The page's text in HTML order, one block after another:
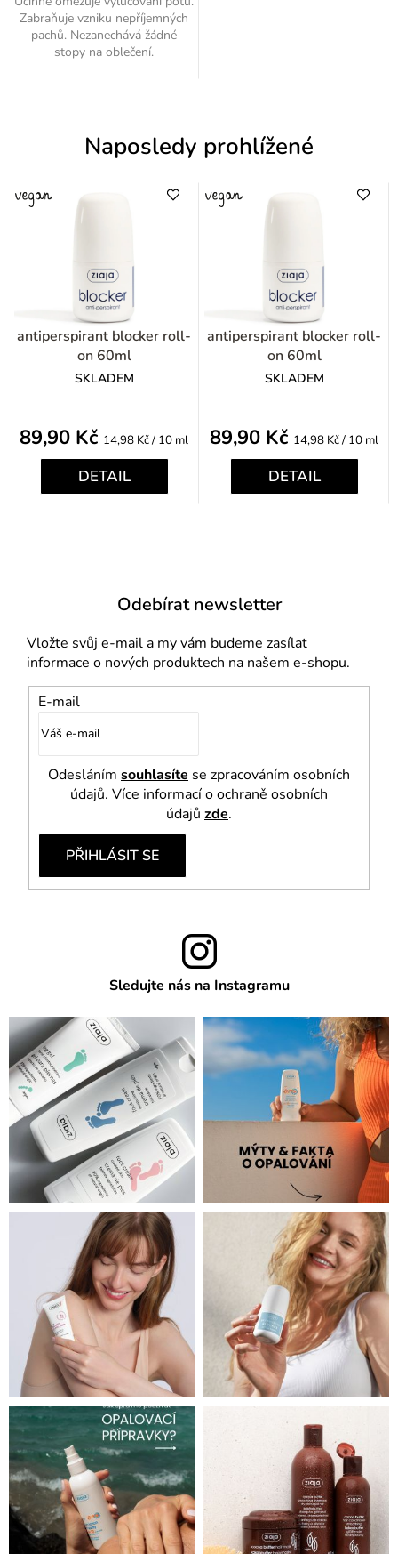
Zabraňuje vzniku nepříjemných
pachů. Nezanechává žádné
stopy na oblečení.
Naposledy prohlížené
antiperspirant blocker roll-
on 60ml
SKLADEM
89,90 Kč Měrná
cena:
14,98 Kč / 10 ml
DETAIL
antiperspirant blocker roll-
on 60ml
SKLADEM
89,90 Kč Měrná
cena:
14,98 Kč / 10 ml
DETAIL
Odebírat newsletter
Vložte svůj e-mail a my vám budeme zasílat
informace o nových produktech na našem e-shopu.
E-mail
Odesláním souhlasíte se zpracováním osobních
údajů. Více informací o ochraně osobních
údajů zde.
PŘIHLÁSIT SE
Sledujte nás na Instagramu